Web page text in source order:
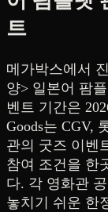
트
메가박스에서
양> 일본어 팜
벤트 기간은
Goods는 CGV,
관의 굿즈 이벤
참여 조건을 한
다. 각 영화관
놓치기 쉬운 한